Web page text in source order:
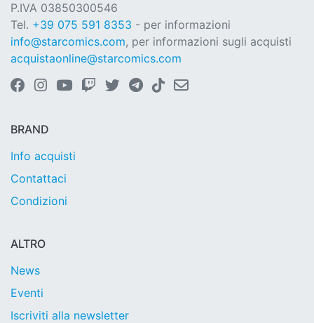
P.IVA 03850300546
Tel. +39 075 591 8353 - per informazioni
info@starcomics.com, per informazioni sugli acquisti
acquistaonline@starcomics.com
BRAND
Info acquisti
Contattaci
Condizioni
ALTRO
News
Eventi
Iscriviti alla newsletter